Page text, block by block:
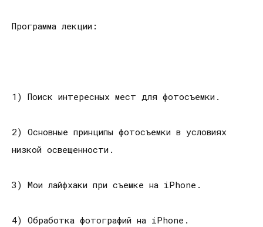
Программа лекции:
1) Поиск интересных мест для фотосъемки.
2) Основные принципы фотосъемки в условиях
низкой освещенности.
3) Мои лайфхаки при съемке на iPhone.
4) Обработка фотографий на iPhone.